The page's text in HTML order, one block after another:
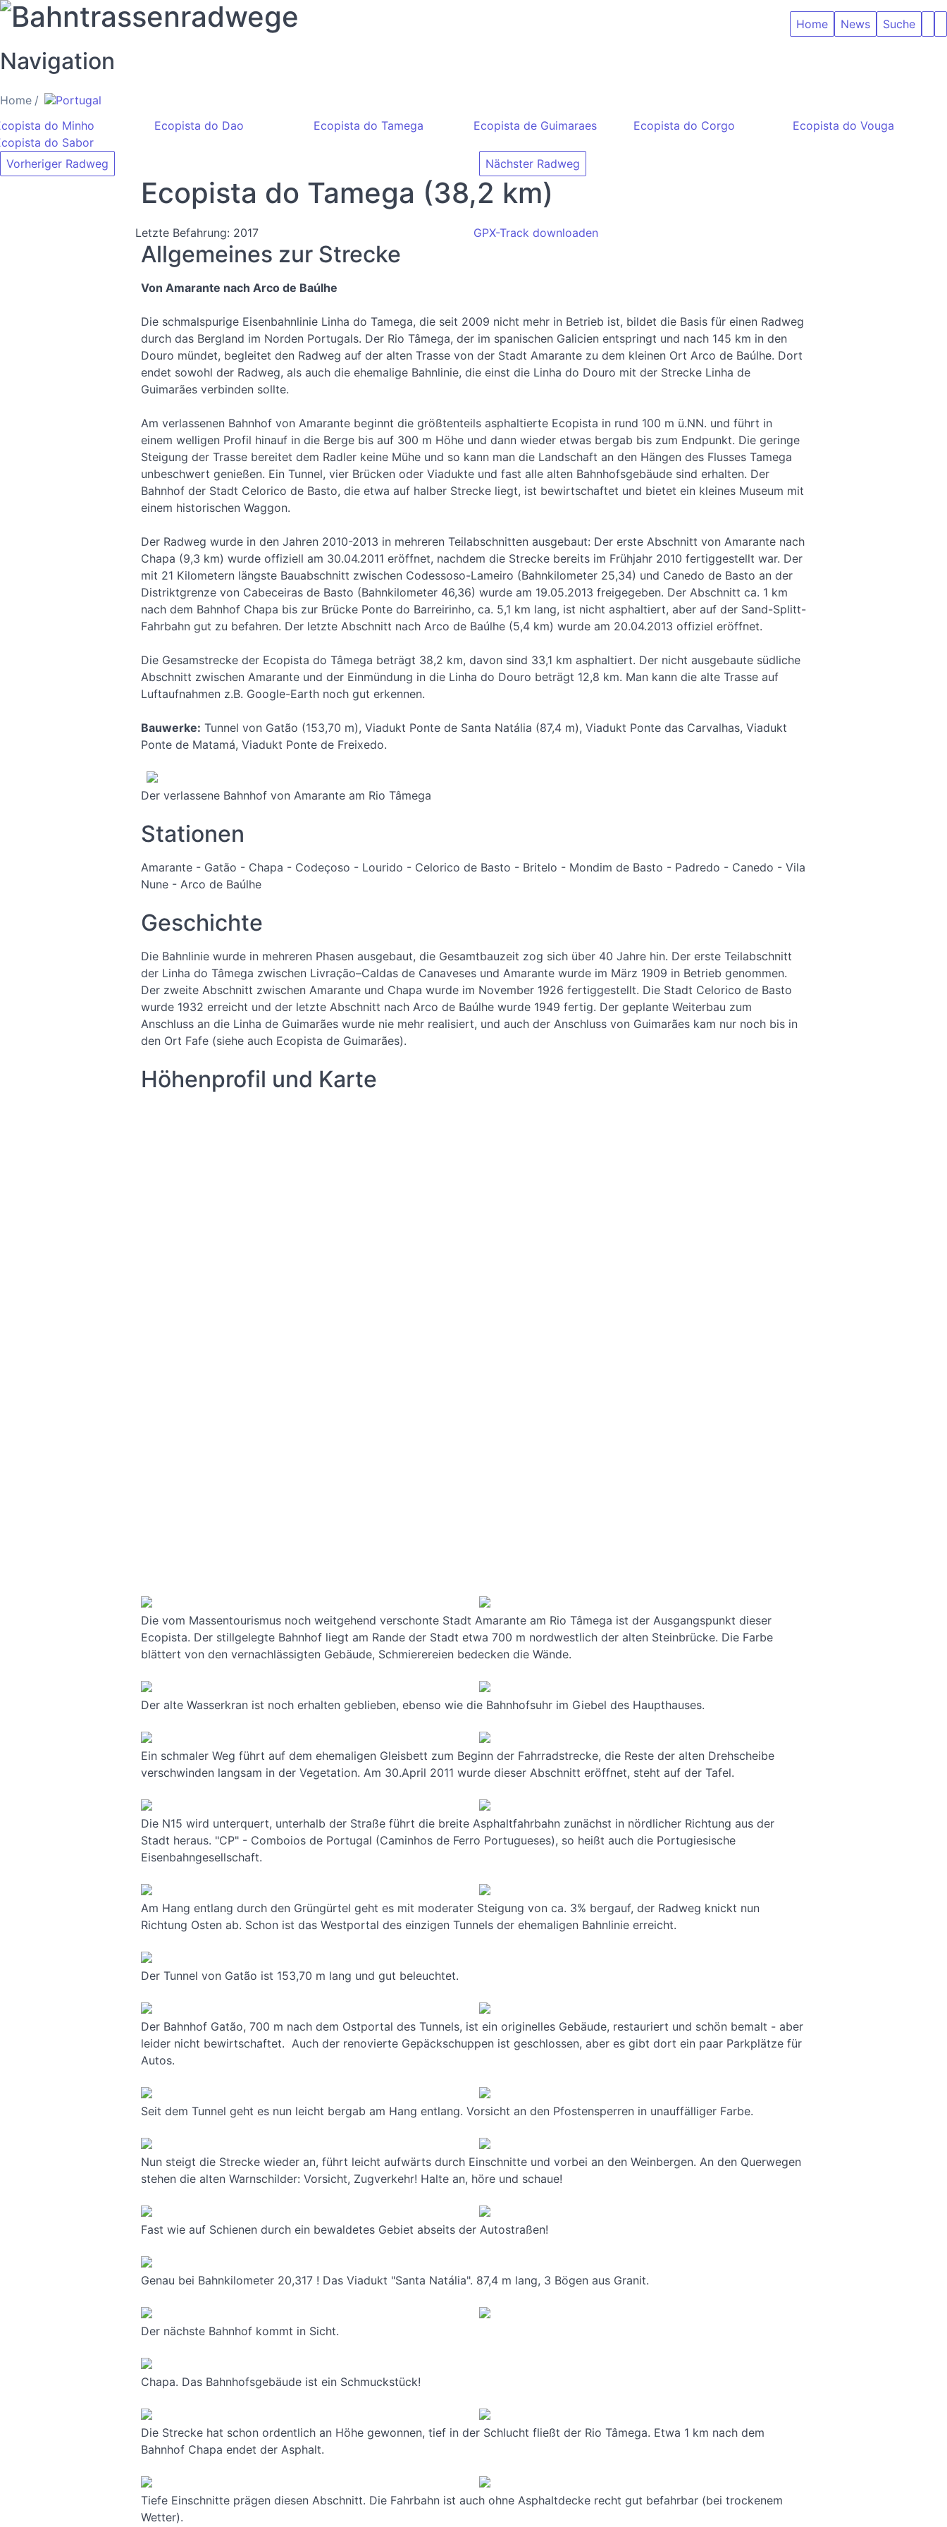
Bahntrassenradwege Home News Suche
Navigation
Home
Portugal
do Minho
Ecopista do Dao Ecopista do Tamega Ecopista de Guimaraes Ecopista do Corgo
Ecopista do Vouga
do Sabor
Vorheriger Radweg
Nächster Radweg
Ecopista do Tamega (38,2 km)
Letzte Befahrung: 2017 GPX-Track downloaden
Allgemeines zur Strecke
Von Amarante nach Arco de Baúlhe
Die schmalspurige Eisenbahnlinie Linha do Tamega, die seit 2009 nicht mehr in Betrieb ist, bildet die Basis für einen Radweg
durch das Bergland im Norden Portugals. Der Rio Tâmega, der im spanischen Galicien entspringt und nach 145 km in den
Douro mündet, begleitet den Radweg auf der alten Trasse von der Stadt Amarante zu dem kleinen Ort Arco de Baúlhe. Dort
endet sowohl der Radweg, als auch die ehemalige Bahnlinie, die einst die Linha do Douro mit der Strecke Linha de
Guimarães verbinden sollte.
Am verlassenen Bahnhof von Amarante beginnt die größtenteils asphaltierte Ecopista in rund 100 m ü.NN. und führt in
einem welligen Profil hinauf in die Berge bis auf 300 m Höhe und dann wieder etwas bergab bis zum Endpunkt. Die geringe
Steigung der Trasse bereitet dem Radler keine Mühe und so kann man die Landschaft an den Hängen des Flusses Tamega
unbeschwert genießen. Ein Tunnel, vier Brücken oder Viadukte und fast alle alten Bahnhofsgebäude sind erhalten. Der
Bahnhof der Stadt Celorico de Basto, die etwa auf halber Strecke liegt, ist bewirtschaftet und bietet ein kleines Museum mit
einem historischen Waggon.
Der Radweg wurde in den Jahren 2010-2013 in mehreren Teilabschnitten ausgebaut: Der erste Abschnitt von Amarante nach
Chapa (9,3 km) wurde offiziell am 30.04.2011 eröffnet, nachdem die Strecke bereits im Frühjahr 2010 fertiggestellt war. Der
mit 21 Kilometern längste Bauabschnitt zwischen Codessoso-Lameiro (Bahnkilometer 25,34) und Canedo de Basto an der
Distriktgrenze von Cabeceiras de Basto (Bahnkilometer 46,36) wurde am 19.05.2013 freigegeben. Der Abschnitt ca. 1 km
nach dem Bahnhof Chapa bis zur Brücke Ponte do Barreirinho, ca. 5,1 km lang, ist nicht asphaltiert, aber auf der Sand-Splitt-
Fahrbahn gut zu befahren. Der letzte Abschnitt nach Arco de Baúlhe (5,4 km) wurde am 20.04.2013 offiziel eröffnet.
Die Gesamstrecke der Ecopista do Tâmega beträgt 38,2 km, davon sind 33,1 km asphaltiert. Der nicht ausgebaute südliche
Abschnitt zwischen Amarante und der Einmündung in die Linha do Douro beträgt 12,8 km. Man kann die alte Trasse auf
Luftaufnahmen z.B. Google-Earth noch gut erkennen.
Bauwerke: Tunnel von Gatão (153,70 m), Viadukt Ponte de Santa Natália (87,4 m), Viadukt Ponte das Carvalhas, Viadukt
Ponte de Matamá, Viadukt Ponte de Freixedo.
Der verlassene Bahnhof von Amarante am Rio Tâmega
Stationen
Amarante - Gatão - Chapa - Codeçoso - Lourido - Celorico de Basto - Britelo - Mondim de Basto - Padredo - Canedo - Vila
Nune - Arco de Baúlhe
Geschichte
Die Bahnlinie wurde in mehreren Phasen ausgebaut, die Gesamtbauzeit zog sich über 40 Jahre hin. Der erste Teilabschnitt
der Linha do Tâmega zwischen Livração–Caldas de Canaveses und Amarante wurde im März 1909 in Betrieb genommen.
Der zweite Abschnitt zwischen Amarante und Chapa wurde im November 1926 fertiggestellt. Die Stadt Celorico de Basto
wurde 1932 erreicht und der letzte Abschnitt nach Arco de Baúlhe wurde 1949 fertig. Der geplante Weiterbau zum
Anschluss an die Linha de Guimarães wurde nie mehr realisiert, und auch der Anschluss von Guimarães kam nur noch bis in
den Ort Fafe (siehe auch Ecopista de Guimarães).
Höhenprofil und Karte
Die vom Massentourismus noch weitgehend verschonte Stadt Amarante am Rio Tâmega ist der Ausgangspunkt dieser
Ecopista. Der stillgelegte Bahnhof liegt am Rande der Stadt etwa 700 m nordwestlich der alten Steinbrücke. Die Farbe
blättert von den vernachlässigten Gebäude, Schmierereien bedecken die Wände.
Der alte Wasserkran ist noch erhalten geblieben, ebenso wie die Bahnhofsuhr im Giebel des Haupthauses.
Ein schmaler Weg führt auf dem ehemaligen Gleisbett zum Beginn der Fahrradstrecke, die Reste der alten Drehscheibe
verschwinden langsam in der Vegetation. Am 30.April 2011 wurde dieser Abschnitt eröffnet, steht auf der Tafel.
Die N15 wird unterquert, unterhalb der Straße führt die breite Asphaltfahrbahn zunächst in nördlicher Richtung aus der
Stadt heraus. "CP" - Comboios de Portugal (Caminhos de Ferro Portugueses), so heißt auch die Portugiesische
Eisenbahngesellschaft.
Am Hang entlang durch den Grüngürtel geht es mit moderater Steigung von ca. 3% bergauf, der Radweg knickt nun
Richtung Osten ab. Schon ist das Westportal des einzigen Tunnels der ehemaligen Bahnlinie erreicht.
Der Tunnel von Gatão ist 153,70 m lang und gut beleuchtet.
Der Bahnhof Gatão, 700 m nach dem Ostportal des Tunnels, ist ein originelles Gebäude, restauriert und schön bemalt - aber
leider nicht bewirtschaftet. Auch der renovierte Gepäckschuppen ist geschlossen, aber es gibt dort ein paar Parkplätze für
Autos.
Seit dem Tunnel geht es nun leicht bergab am Hang entlang. Vorsicht an den Pfostensperren in unauffälliger Farbe.
Nun steigt die Strecke wieder an, führt leicht aufwärts durch Einschnitte und vorbei an den Weinbergen. An den Querwegen
stehen die alten Warnschilder: Vorsicht, Zugverkehr! Halte an, höre und schaue!
Fast wie auf Schienen durch ein bewaldetes Gebiet abseits der Autostraßen!
Genau bei Bahnkilometer 20,317 ! Das Viadukt "Santa Natália". 87,4 m lang, 3 Bögen aus Granit.
Der nächste Bahnhof kommt in Sicht.
Chapa. Das Bahnhofsgebäude ist ein Schmuckstück!
Die Strecke hat schon ordentlich an Höhe gewonnen, tief in der Schlucht fließt der Rio Tâmega. Etwa 1 km nach dem
Bahnhof Chapa endet der Asphalt.
Tiefe Einschnitte prägen diesen Abschnitt. Die Fahrbahn ist auch ohne Asphaltdecke recht gut befahrbar (bei trockenem
Wetter).